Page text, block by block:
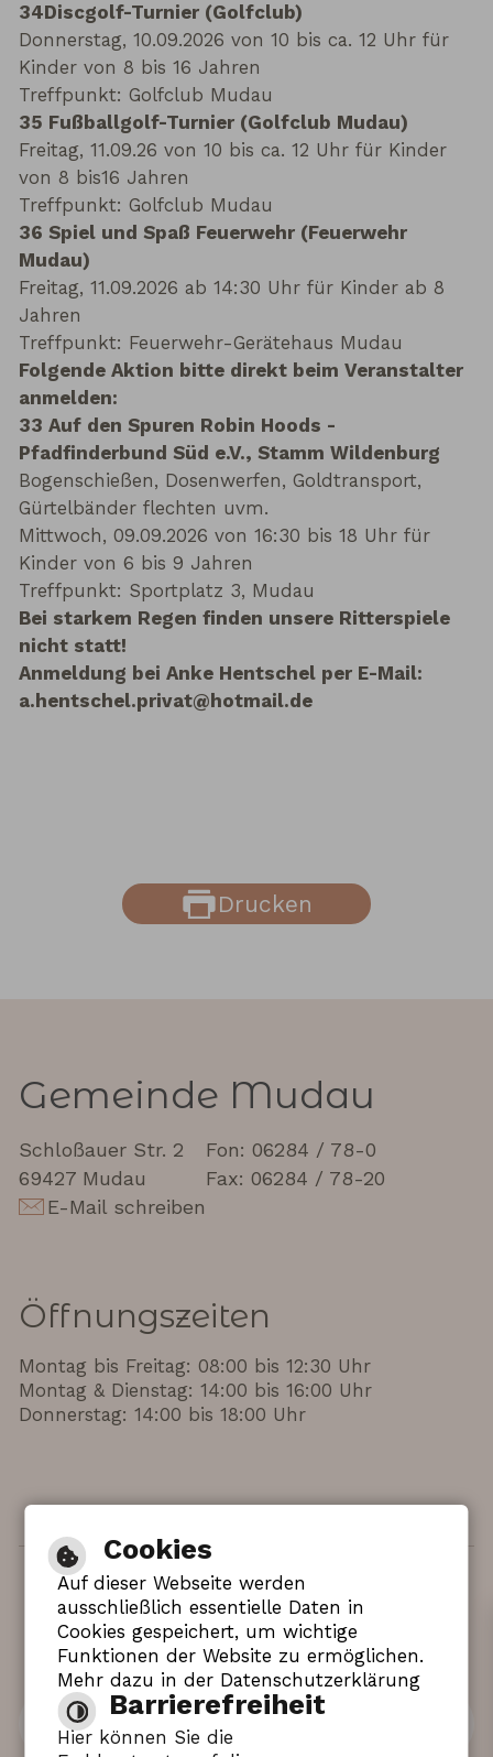
34Discgolf-Turnier (Golfclub)
Donnerstag, 10.09.2026 von 10 bis ca. 12 Uhr für
Kinder von 8 bis 16 Jahren
Treffpunkt: Golfclub Mudau
35 Fußballgolf-Turnier (Golfclub Mudau)
Freitag, 11.09.26 von 10 bis ca. 12 Uhr für Kinder
von 8 bis16 Jahren
Treffpunkt: Golfclub Mudau
36 Spiel und Spaß Feuerwehr (Feuerwehr
Mudau)
Freitag, 11.09.2026 ab 14:30 Uhr für Kinder ab 8
Jahren
Treffpunkt: Feuerwehr-Gerätehaus Mudau
Folgende Aktion bitte direkt beim Veranstalter
anmelden:
33 Auf den Spuren Robin Hoods -
Pfadfinderbund Süd e.V., Stamm Wildenburg
Bogenschießen, Dosenwerfen, Goldtransport,
Gürtelbänder flechten uvm.
Mittwoch, 09.09.2026 von 16:30 bis 18 Uhr für
Kinder von 6 bis 9 Jahren
Treffpunkt: Sportplatz 3, Mudau
Bei starkem Regen finden unsere Ritterspiele
nicht statt!
Anmeldung bei Anke Hentschel per E-Mail:
a.hentschel.privat@hotmail.de
Drucken
Gemeinde Mudau
Schloßauer Str. 2
69427 Mudau
E-Mail schreiben
Fon: 06284 / 78-0
Fax: 06284 / 78-20
Öffnungszeiten
Montag bis Freitag: 08:00 bis 12:30 Uhr
Montag & Dienstag: 14:00 bis 16:00 Uhr
Donnerstag: 14:00 bis 18:00 Uhr
Hilfe|Impressum|Barrierefreiheit
Inhaltsverzeichnis|Datenschutzerklärung
Cookies
Auf dieser Webseite werden
ausschließlich essentielle Daten in
Cookies gespeichert, um wichtige
Funktionen der Website zu ermöglichen.
Mehr dazu in der Datenschutzerklärung
Barrierefreiheit
Hier können Sie die